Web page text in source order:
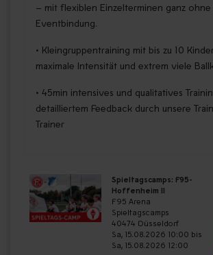
– mit flexiblen Einzelterminen ganz
Eventbindung.
• Kleingruppentraining mit bis zu 10
maximale Intensität und extrem viele
• 45min intensives und qualitatives
detailliertem Feedback durch unsere
Trainer
Spieltagscamps: F95-
Hoffenheim II
F95 Arena
Spieltagscamps
40474 Düsseldorf
Sa, 15.08.2026 10:00 bis
Sa, 15.08.2026 12:00